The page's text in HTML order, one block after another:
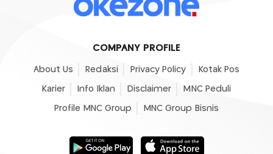
COMPANY PROFILE
About Us Redaksi Privacy Policy Kotak Pos
Karier Info Iklan Disclaimer MNC Peduli
Profile MNC Group MNC Group Bisnis